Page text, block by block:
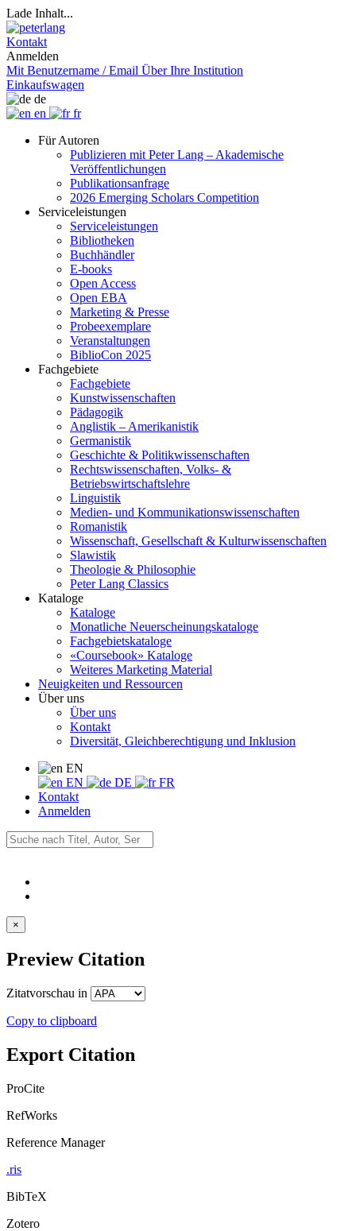
Lade Inhalt...
Kontakt
Anmelden
Mit Benutzername / Email Über Ihre Institution
Einkaufswagen
de
en
fr
Für Autoren
Publizieren mit Peter Lang – Akademische
Veröffentlichungen
Publikationsanfrage
2026 Emerging Scholars Competition
Serviceleistungen
Serviceleistungen
Bibliotheken
Buchhändler
E-books
Open Access
Open EBA
Marketing & Presse
Probeexemplare
Veranstaltungen
BiblioCon 2025
Fachgebiete
Fachgebiete
Kunstwissenschaften
Pädagogik
Anglistik – Amerikanistik
Germanistik
Geschichte & Politikwissenschaften
Rechtswissenschaften, Volks- &
Betriebswirtschaftslehre
Linguistik
Medien- und Kommunikationswissenschaften
Romanistik
Wissenschaft, Gesellschaft & Kulturwissenschaften
Slawistik
Theologie & Philosophie
Peter Lang Classics
Kataloge
Kataloge
Monatliche Neuerscheinungskataloge
Fachgebietskataloge
«Coursebook» Kataloge
Weiteres Marketing Material
Neuigkeiten und Ressourcen
Über uns
Über uns
Kontakt
Diversität, Gleichberechtigung und Inklusion
EN
EN
DE
FR
Kontakt
Anmelden
×
Preview Citation
Zitatvorschau in
Copy to clipboard
Export Citation
ProCite
RefWorks
Reference Manager
.ris
BibTeX
Zotero